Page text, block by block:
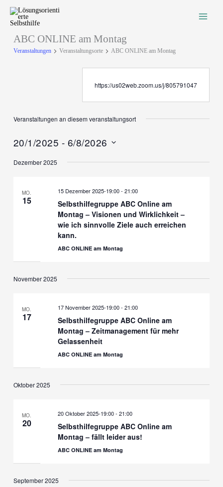
Inhalt
springen
ABC ONLINE am Montag
Veranstaltungen Veranstaltungsorte ABC ONLINE am Montag
https://us02web.zoom.us/j/805791047
Veranstaltungen an diesem veranstaltungsort
20/1/2025 - 6/8/2026
wählen.
Dezember 2025
MO.
15
15 Dezember 2025-19:00- 21:00
Selbsthilfegruppe ABC Online am
Montag – Visionen und Wirklichkeit –
wie ich sinnvolle Ziele auch erreichen
kann.
ABC ONLINE am Montag
November 2025
MO.
17
17 November 2025-19:00- 21:00
Selbsthilfegruppe ABC Online am
Montag – Zeitmanagement für mehr
Gelassenheit
ABC ONLINE am Montag
Oktober 2025
MO.
20
20 Oktober 2025-19:00- 21:00
Selbsthilfegruppe ABC Online am
Montag – fällt leider aus!
ABC ONLINE am Montag
September 2025